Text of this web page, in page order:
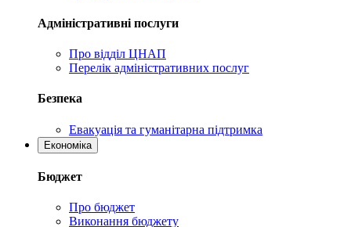
Адміністративні послуги
Про відділ ЦНАП
Перелік адміністративних послуг
Безпека
Евакуація та гуманітарна підтримка
Економіка
Бюджет
Про бюджет
Виконання бюджету